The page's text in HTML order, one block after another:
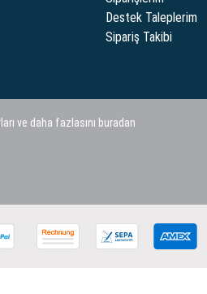
Destek Taleplerim
Sipariş Takibi
ve daha fazlasını buradan